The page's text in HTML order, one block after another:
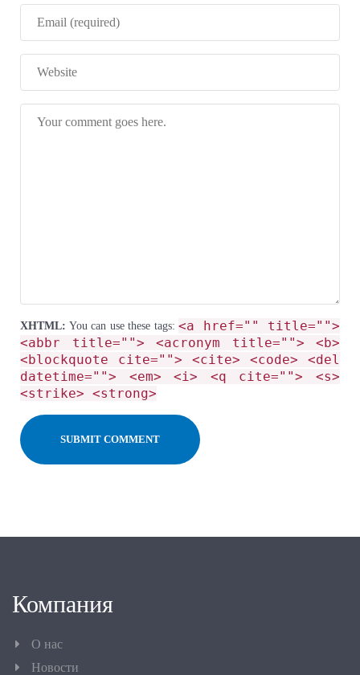
XHTML: You can use these tags: <a href="" title="">
<abbr title=""> <acronym title=""> <b>
<blockquote cite=""> <cite> <code> <del
datetime=""> <em> <i> <q cite=""> <s>
<strike> <strong>
Компания
О нас
Новости